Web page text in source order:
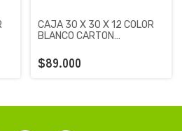
CAJA 30 X 30 X 12 COLOR
BLANCO CARTON
PREMIUM X 50 UNIDADES
$89.000